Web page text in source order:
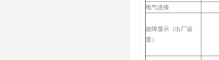
电气连接
故障显示（出厂设
置）